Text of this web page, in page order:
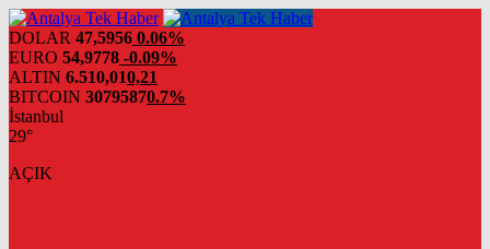
DOLAR 47,5956 0.06%
EURO 54,9778 -0.09%
ALTIN 6.510,010,21
BITCOIN 30795870.7%
İstanbul
29°
AÇIK